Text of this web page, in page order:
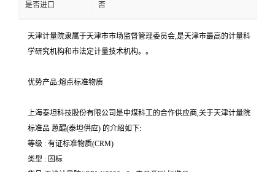
是否进口 否
天津计量院隶属于天津市市场监督管理委员会,是天津市最高的计量科
学研究机构和市法定计量技术机构。。
优势产品:熔点标准物质
上海泰坦科技股份有限公司是中煤科工的合作供应商,关于天津计量院
标准品 蒽醌(泰坦供应) 的介绍如下:
等级 : 有证标准物质(CRM)
类型 : 固标